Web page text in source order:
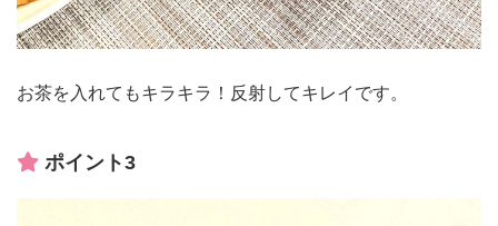
お茶を入れてもキラキラ！反射してキレイです。
ポイント3